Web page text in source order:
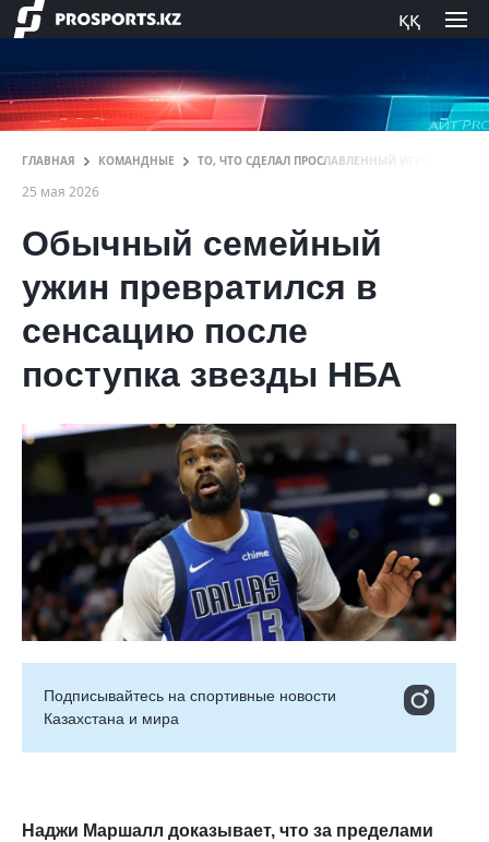
ққ
ГЛАВНАЯ КОМАНДНЫЕ ТО, ЧТО СДЕЛАЛ ПРОСЛАВЛЕННЫЙ ИГРОК НБА
25 мая 2026
Обычный семейный
ужин превратился в
сенсацию после
поступка звезды НБА
Подписывайтесь на cпортивные новости
Казахстана и мира
Наджи Маршалл доказывает, что за пределами